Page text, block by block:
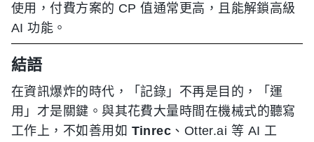
使用，付費方案的 CP 值通常更高，且能解鎖高級
AI 功能。
結語
在資訊爆炸的時代，「記錄」不再是目的，「運
用」才是關鍵。與其花費大量時間在機械式的聽寫
工作上，不如善用如 Tinrec 、Otter.ai 等 AI 工